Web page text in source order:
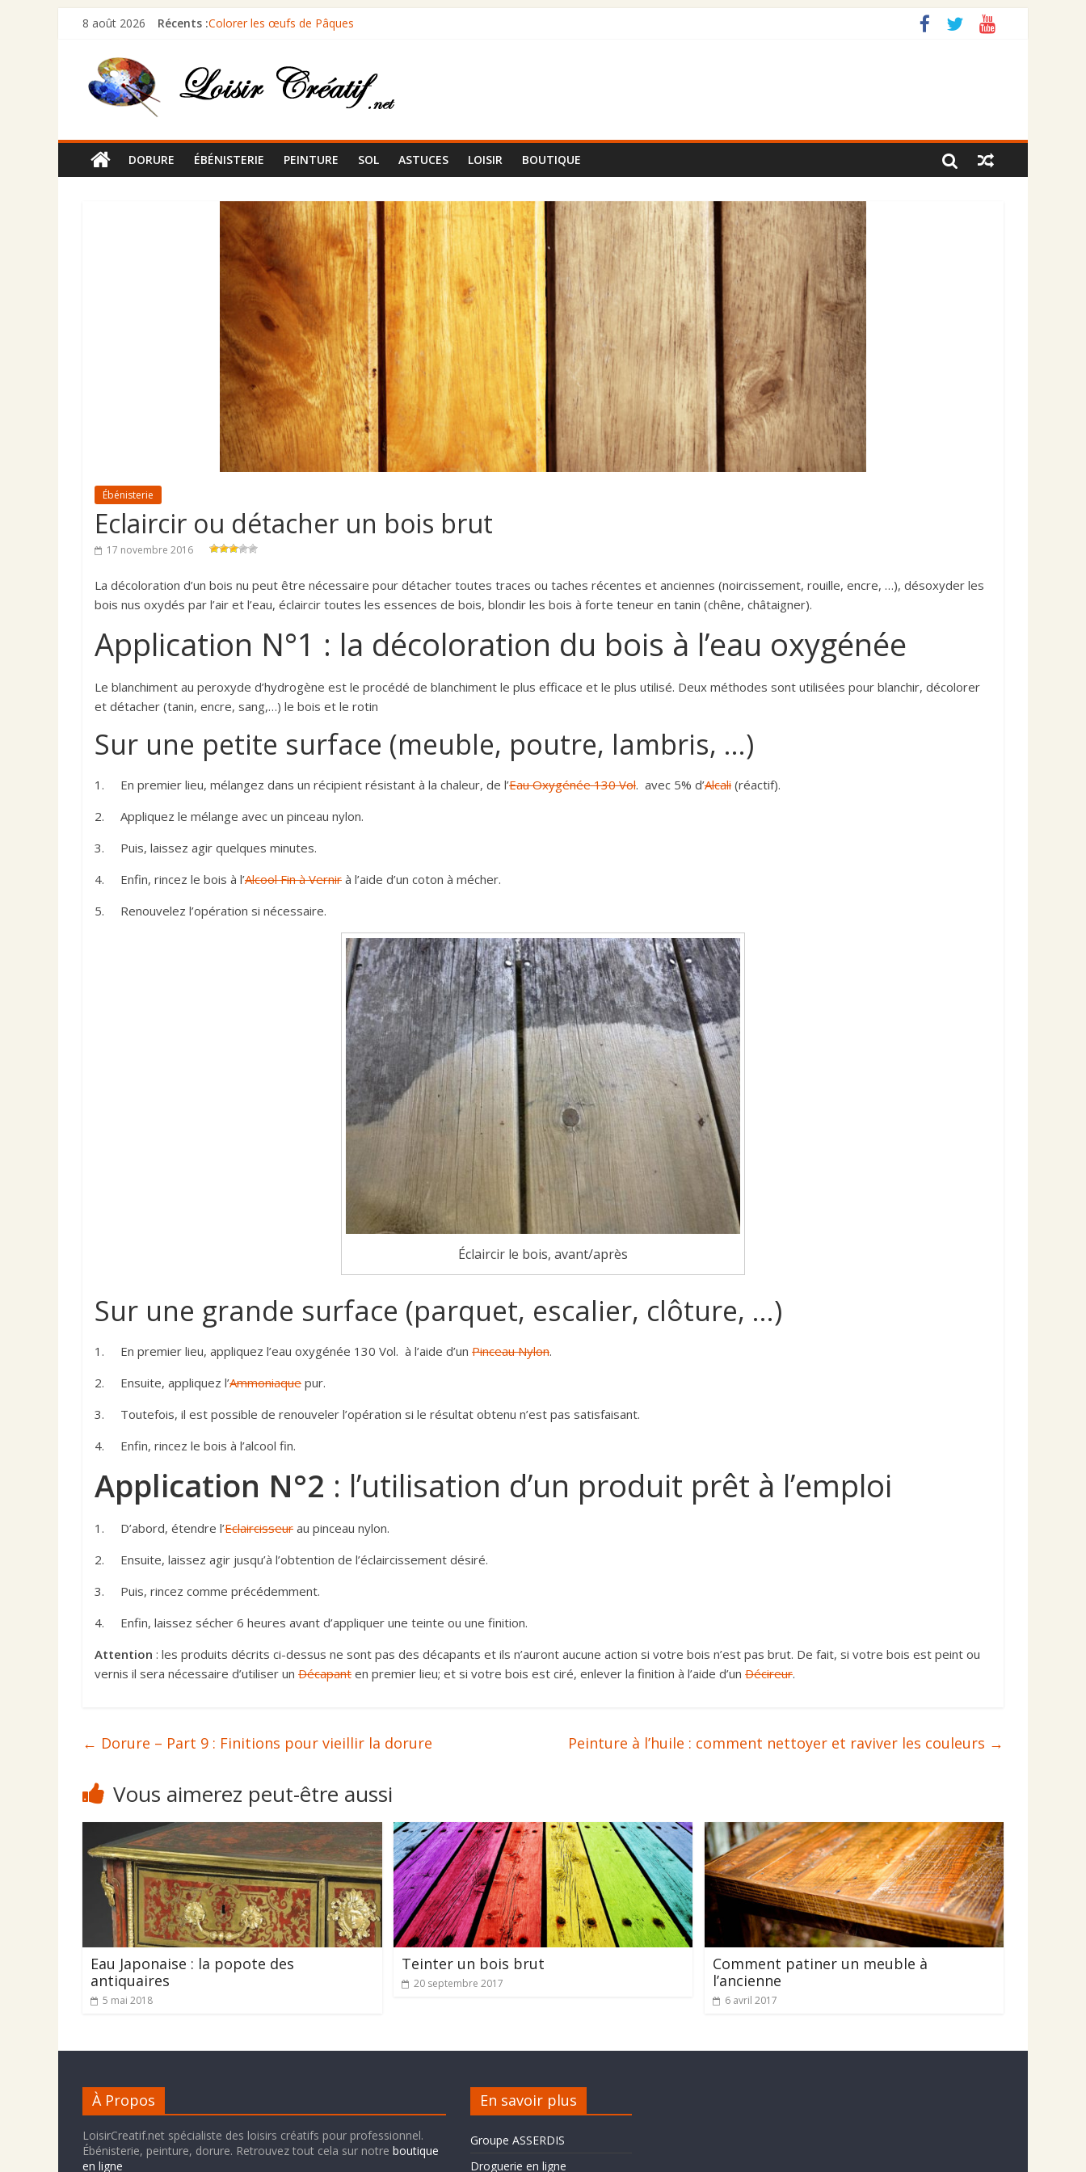
8 août 2026 Récents :Colorer les œufs de Pâques
Comment rénover un marbre terni
Comment céruser un meuble
DORURE ÉBÉNISTERIE PEINTURE SOL ASTUCES LOISIR BOUTIQUE
Ébénisterie
Eclaircir ou détacher un bois brut
17 novembre 2016
La décoloration d’un bois nu peut être nécessaire pour détacher toutes traces ou taches récentes et anciennes (noircissement, rouille, encre, …), désoxyder les
bois nus oxydés par l’air et l’eau, éclaircir toutes les essences de bois, blondir les bois à forte teneur en tanin (chêne, châtaigner).
Application N°1 : la décoloration du bois à l’eau oxygénée
Le blanchiment au peroxyde d’hydrogène est le procédé de blanchiment le plus efficace et le plus utilisé. Deux méthodes sont utilisées pour blanchir, décolorer
et détacher (tanin, encre, sang,…) le bois et le rotin
Sur une petite surface (meuble, poutre, lambris, …)
1. En premier lieu, mélangez dans un récipient résistant à la chaleur, de l’Eau Oxygénée 130 Vol. avec 5% d’Alcali (réactif).
2. Appliquez le mélange avec un pinceau nylon.
3. Puis, laissez agir quelques minutes.
4. Enfin, rincez le bois à l’Alcool Fin à Vernir à l’aide d’un coton à mécher.
5. Renouvelez l’opération si nécessaire.
Éclaircir le bois, avant/après
Sur une grande surface (parquet, escalier, clôture, …)
1. En premier lieu, appliquez l’eau oxygénée 130 Vol. à l’aide d’un Pinceau Nylon.
2. Ensuite, appliquez l’Ammoniaque pur.
3. Toutefois, il est possible de renouveler l’opération si le résultat obtenu n’est pas satisfaisant.
4. Enfin, rincez le bois à l’alcool fin.
Application N°2 : l’utilisation d’un produit prêt à l’emploi
1. D’abord, étendre l’Eclaircisseur au pinceau nylon.
2. Ensuite, laissez agir jusqu’à l’obtention de l’éclaircissement désiré.
3. Puis, rincez comme précédemment.
4. Enfin, laissez sécher 6 heures avant d’appliquer une teinte ou une finition.
Attention : les produits décrits ci-dessus ne sont pas des décapants et ils n’auront aucune action si votre bois n’est pas brut. De fait, si votre bois est peint ou
vernis il sera nécessaire d’utiliser un Décapant en premier lieu; et si votre bois est ciré, enlever la finition à l’aide d’un Décireur.
← Dorure – Part 9 : Finitions pour vieillir la dorure Peinture à l’huile : comment nettoyer et raviver les couleurs →
Vous aimerez peut-être aussi
Eau Japonaise : la popote des
antiquaires
5 mai 2018
Teinter un bois brut
20 septembre 2017
Comment patiner un meuble à
l’ancienne
6 avril 2017
À Propos
LoisirCreatif.net spécialiste des loisirs créatifs pour professionnel.
Ébénisterie, peinture, dorure. Retrouvez tout cela sur notre boutique
en ligne
En savoir plus
Groupe ASSERDIS
Droguerie en ligne